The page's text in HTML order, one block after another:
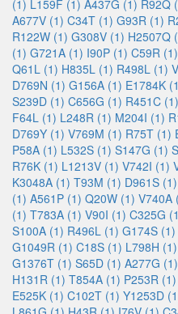
(1) L159F (1) A437G (1) R92Q
A677V (1) C34T (1) G93R (1)
R122W (1) G308V (1) H2507Q
(1) G721A (1) I90P (1) C59R (1)
Q61L (1) H835L (1) R498L (1)
D769N (1) G156A (1) E1784K
S239D (1) C656G (1) R451C (1)
F64L (1) L248R (1) M204I (1)
D769Y (1) V769M (1) R75T (1)
P58A (1) L532S (1) S147G (1)
R76K (1) L1213V (1) V742I (1)
K3048A (1) T93M (1) D961S (1)
(1) A561P (1) Q20W (1) V740A
(1) T783A (1) V90I (1) C325G
S100A (1) R496L (1) G174S (1)
G1049R (1) C18S (1) L798H (1)
G1376T (1) S65D (1) A277G (1)
H131R (1) T854A (1) P253R (1)
E525K (1) C102T (1) Y1253D